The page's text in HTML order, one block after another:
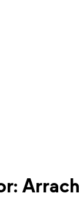
Arrach